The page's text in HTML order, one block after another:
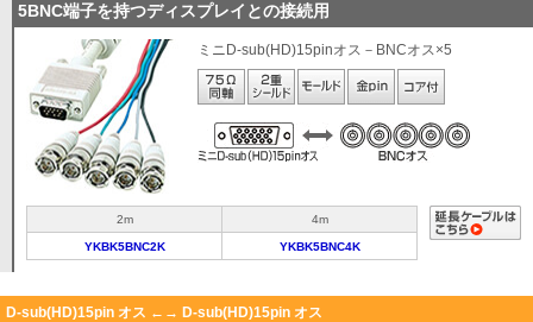
5BNC端子を持つディスプレイとの接続用
ミニD-sub(HD)15pinオス－BNCオス×5
2m 4m
YKBK5BNC2K YKBK5BNC4K
D-sub(HD)15pin オス ←→ D-sub(HD)15pin オス